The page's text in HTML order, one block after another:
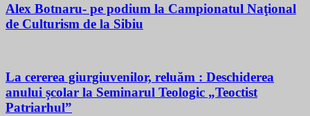
Alex Botnaru- pe podium la Campionatul Naţional
de Culturism de la Sibiu
La cererea giurgiuvenilor, reluăm : Deschiderea
anului școlar la Seminarul Teologic „Teoctist
Patriarhul”